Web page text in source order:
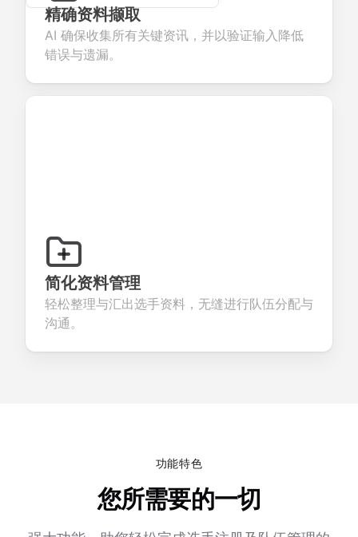
精确资料撷取
AI 确保收集所有关键资讯，并以验证输入降低
错误与遗漏。
简化资料管理
轻松整理与汇出选手资料，无缝进行队伍分配与
沟通。
功能特色
您所需要的一切